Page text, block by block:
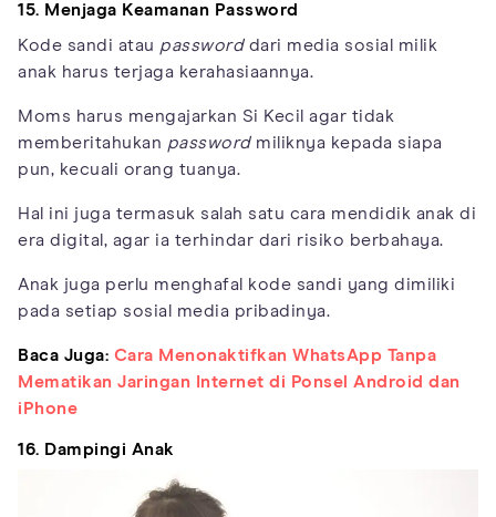
15. Menjaga Keamanan Password
Kode sandi atau passworddari media sosial milik
anak harus terjaga kerahasiaannya.
Moms harus mengajarkan Si Kecil agar tidak
memberitahukan passwordmiliknya kepada siapa
pun, kecuali orang tuanya.
Hal ini juga termasuk salah satu cara mendidik anak di
era digital, agar ia terhindar dari risiko berbahaya.
Anak juga perlu menghafal kode sandi yang dimiliki
pada setiap sosial media pribadinya.
Baca Juga: Cara Menonaktifkan WhatsApp Tanpa
Mematikan Jaringan Internet di Ponsel Android dan
iPhone
16. Dampingi Anak